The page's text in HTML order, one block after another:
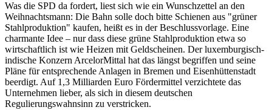
Was die SPD da fordert, liest sich wie ein Wunschzettel an den
Weihnachtsmann: Die Bahn solle doch bitte Schienen aus "grüner
Stahlproduktion" kaufen, heißt es in der Beschlussvorlage. Eine
charmante Idee – nur dass diese grüne Stahlproduktion etwa so
wirtschaftlich ist wie Heizen mit Geldscheinen. Der luxemburgisch-
indische Konzern ArcelorMittal hat das längst begriffen und seine
Pläne für entsprechende Anlagen in Bremen und Eisenhüttenstadt
beerdigt. Auf 1,3 Milliarden Euro Fördermittel verzichtete das
Unternehmen lieber, als sich in diesem deutschen
Regulierungswahnsinn zu verstricken.